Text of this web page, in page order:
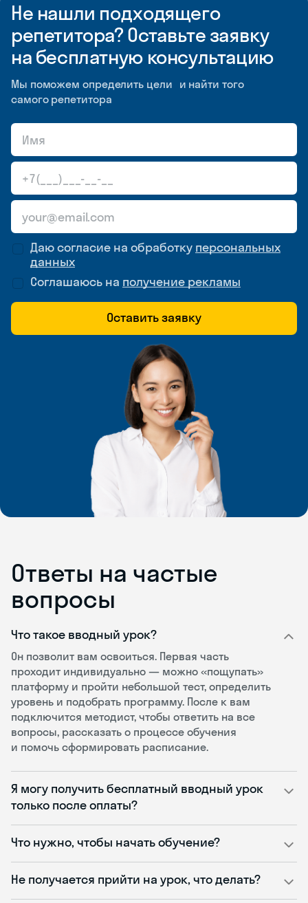
Не нашли подходящего
репетитора? Оставьте заявку
на бесплатную консультацию
Мы поможем определить цели и найти того
самого репетитора
Даю согласие на обработку персональных
данных
Соглашаюсь на получение рекламы
Оставить заявку
Ответы на частые
вопросы
Что такое вводный урок?
Он позволит вам освоиться. Первая часть
проходит индивидуально — можно «пощупать»
платформу и пройти небольшой тест, определить
уровень и подобрать программу. После к вам
подключится методист, чтобы ответить на все
вопросы, рассказать о процессе обучения
и помочь сформировать расписание.
Я могу получить бесплатный вводный урок
только после оплаты?
Что нужно, чтобы начать обучение?
Не получается прийти на урок, что делать?